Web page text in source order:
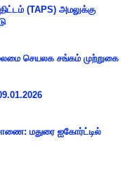
(TAPS) அமலுக்கு
தலைமை செயலக சங்கம் முற்றுகை
மதுரை ஐகோர்ட்டில்